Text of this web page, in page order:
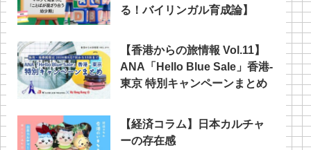
る！バイリンガル育成論】
【香港からの旅情報 Vol.11】
ANA「Hello Blue Sale」香港‐
東京 特別キャンペーンまとめ
【経済コラム】日本カルチャ
ーの存在感